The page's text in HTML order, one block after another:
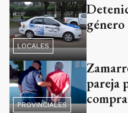
LOCALES
género
PROVINCIALES
pareja